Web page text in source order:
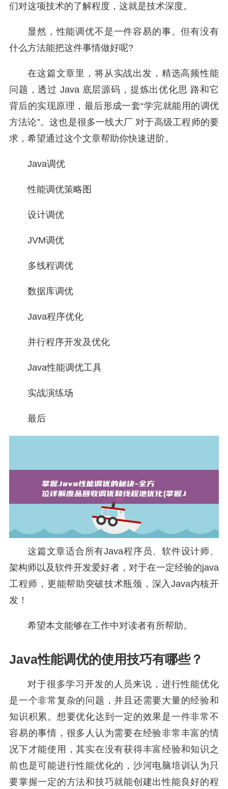
们对这项技术的了解程度，这就是技术深度。
显然，性能调优不是一件容易的事。但有没有
什么方法能把这件事情做好呢?
在这篇文章里，将从实战出发，精选高频性能
问题，透过 Java 底层源码，提炼出优化思 路和它
背后的实现原理，最后形成一套“学完就能用的调优
方法论”。这也是很多一线大厂 对于高级工程师的要
求，希望通过这个文章帮助你快速进阶。
Java调优
性能调优策略图
设计调优
JVM调优
多线程调优
数据库调优
Java程序优化
并行程序开发及优化
Java性能调优工具
实战演练场
最后
这篇文章适合所有Java程序员、软件设计师、
架构师以及软件开发爱好者，对于在一定经验的java
工程师，更能帮助突破技术瓶颈，深入Java内核开
发！
希望本文能够在工作中对读者有所帮助。
Java性能调优的使用技巧有哪些？
对于很多学习开发的人员来说，进行性能优化
是一个非常复杂的问题，并且还需要大量的经验和
知识积累。想要优化达到一定的效果是一件非常不
容易的事情，很多人认为需要在经验非常丰富的情
况下才能使用，其实在没有获得丰富经验和知识之
前也是可能进行性能优化的，沙河电脑培训认为只
要掌握一定的方法和技巧就能创建出性能良好的程